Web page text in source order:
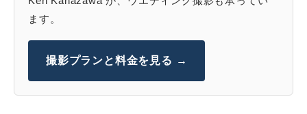
ます。
撮影プランと料金を見る →